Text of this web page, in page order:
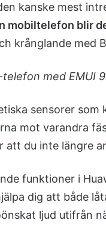
kanske mest
mobiltelefon blir
krånglande med
med EMUI
sensorer som
mot varandra
att du inte längre
funktioner i
dig att både
ljud utifrån